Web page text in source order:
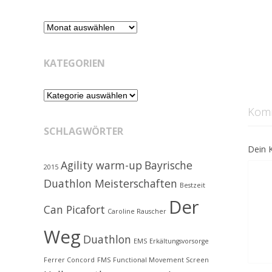
Dein
Retrospektive
KATEGORIEN
Kategorien
SCHLAGWÖRTER
2015 Agility warm-up Bayrische
Duathlon Meisterschaften Bestzeit
Can Picafort Caroline Rauscher Der
Weg Duathlon EMS Erkältungsvorsorge
Ferrer Concord FMS Functional Movement Screen